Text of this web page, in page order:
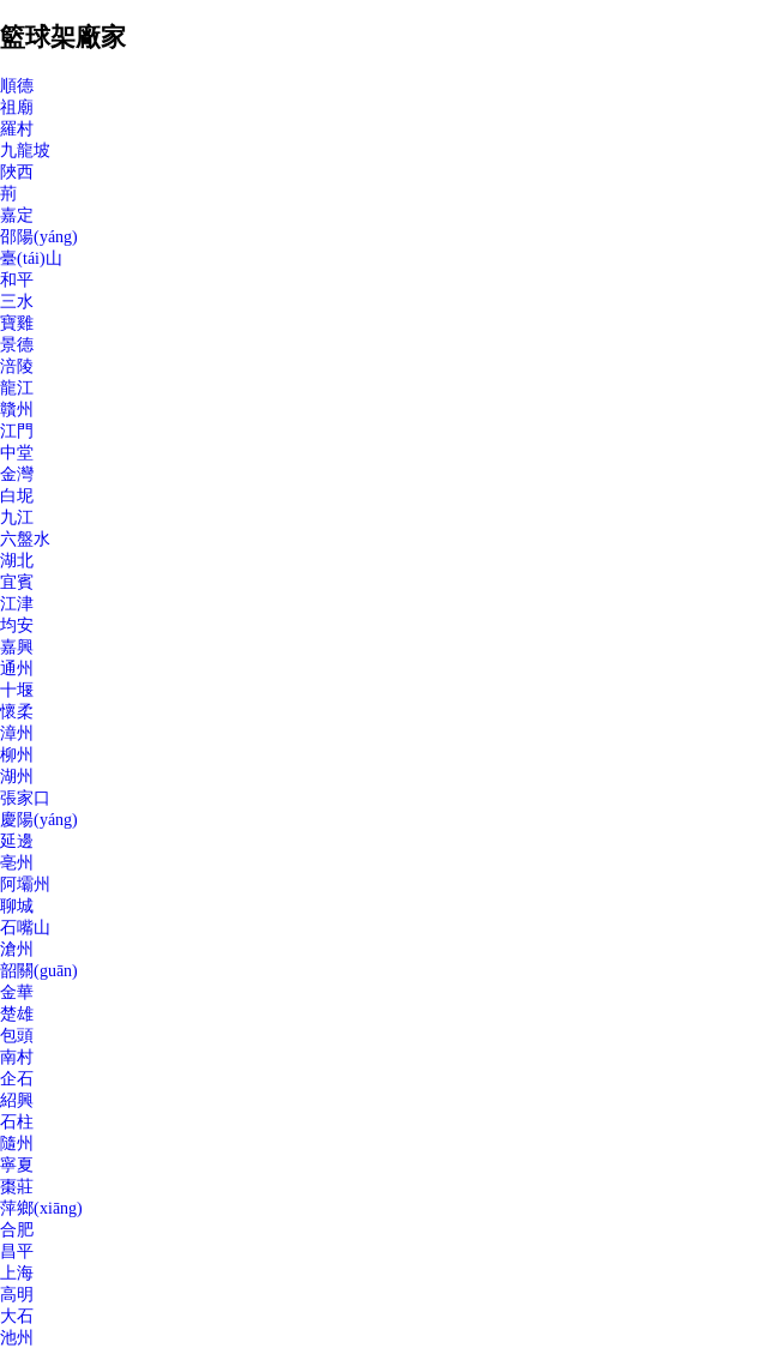
籃球架廠家
順德
祖廟
羅村
九龍坡
陜西
荊
嘉定
邵陽(yáng)
臺(tái)山
和平
三水
寶雞
景德
涪陵
龍江
贛州
江門
中堂
金灣
白坭
九江
六盤水
湖北
宜賓
江津
均安
嘉興
通州
十堰
懷柔
漳州
柳州
湖州
張家口
慶陽(yáng)
延邊
亳州
阿壩州
聊城
石嘴山
滄州
韶關(guān)
金華
楚雄
包頭
南村
企石
紹興
石柱
隨州
寧夏
棗莊
萍鄉(xiāng)
合肥
昌平
上海
高明
大石
池州